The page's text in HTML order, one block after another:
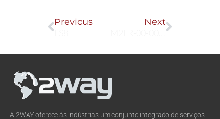
Prev
Previous
NextNext
A 2WAY oferece às indústrias um conjunto integrado de serviços